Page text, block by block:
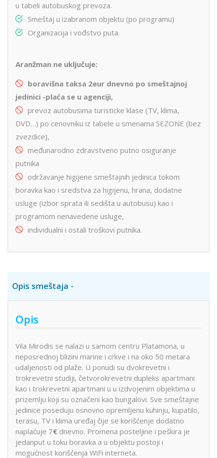
u tabeli autobuskog prevoza.
Smeštaj u izabranom objektu (po programu)
Organizacija i vođstvo puta.
Aranžman ne uključuje:
boravišna taksa 2eur dnevno po smeštajnoj
jedinici -plaća se u agenciji,
prevoz autobusima turisticke klase (TV, klima,
DVD…) po cenovniku iz tabele u smenama SEZONE (bez
zvezdice),
međunarodno zdravstveno putno osiguranje
putnika
održavanje higijene smeštajnih jedinica tokom
boravka kao i sredstva za higijenu, hrana, dodatne
usluge (izbor sprata ili sedišta u autobusu) kao i
programom nenavedene usluge,
individualni i ostali troškovi putnika.
Opis smeštaja
Opis
Vila Mirodis se nalazi u samom centru Platamona, u
neposrednoj blizini marine i crkve i na oko 50 metara
udaljenosti od plaže. U ponudi su dvokrevetni i
trokrevetni studiji, četvorokrevetni dupleks apartmani
kao i trokrevetni apartmani u u izdvojenim objektima u
prizemlju koji su označeni kao bungalovi. Sve smeštajne
jedinice poseduju osnovno opremljenu kuhinju, kupatilo,
terasu, TV i klima uređaj čije se korišćenje dodatno
naplaćuje 7€ dnevno. Promena posteljine i peškira je
jedanput u toku boravka a u objektu postoji i
mogućnost korišćenja WiFi interneta.